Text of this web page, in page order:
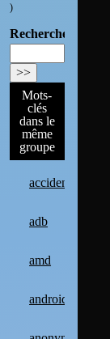
)
Rechercher :
Mots-
clés
dans le
même
groupe
accident
adb
amd
android